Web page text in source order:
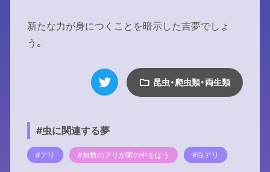
新たな力が身につくことを暗示した吉夢でしょ
う。
昆虫・爬虫類・両生類
#虫に関連する夢
#アリ #無数のアリが家の中をはう #白アリ